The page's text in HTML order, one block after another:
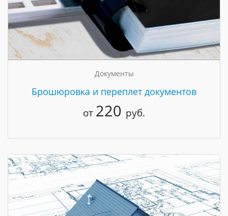
Документы
Брошюровка и переплет документов
от 220 руб.